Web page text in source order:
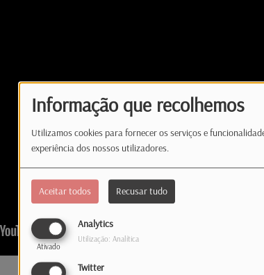
Informação que recolhemos
Utilizamos cookies para fornecer os serviços e
experiência dos nossos utilizadores.
Aceitar todos Recusar tudo
Analytics
Ativado
Utilização: Analítica
Twitter